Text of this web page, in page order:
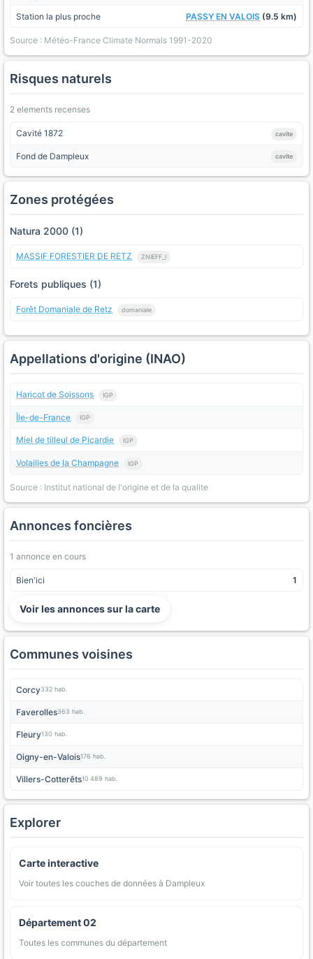
Station la plus proche PASSY EN VALOIS (9.5 km)
Source : Météo-France Climate Normals 1991-2020
Risques naturels
2 elements recenses
Cavité 1872 cavite
Fond de Dampleux cavite
Zones protégées
Natura 2000 (1)
MASSIF FORESTIER DE RETZ ZNIEFF_I
Forets publiques (1)
Forêt Domaniale de Retz domaniale
Appellations d'origine (INAO)
Haricot de Soissons IGP
Île-de-France IGP
Miel de tilleul de Picardie IGP
Volailles de la Champagne IGP
Source : Institut national de l'origine et de la qualite
Annonces foncières
1 annonce en cours
Bien'ici 1
Voir les annonces sur la carte
Communes voisines
Corcy332 hab.
Faverolles363 hab.
Fleury130 hab.
Oigny-en-Valois176 hab.
Villers-Cotterêts10 489 hab.
Explorer
Carte interactive
Voir toutes les couches de données à Dampleux
Département 02
Toutes les communes du département